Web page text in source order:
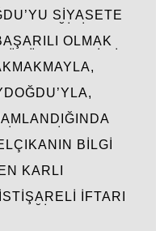
SİYASETE
OLMAK
BİLGİ
KARLI
İFTARI